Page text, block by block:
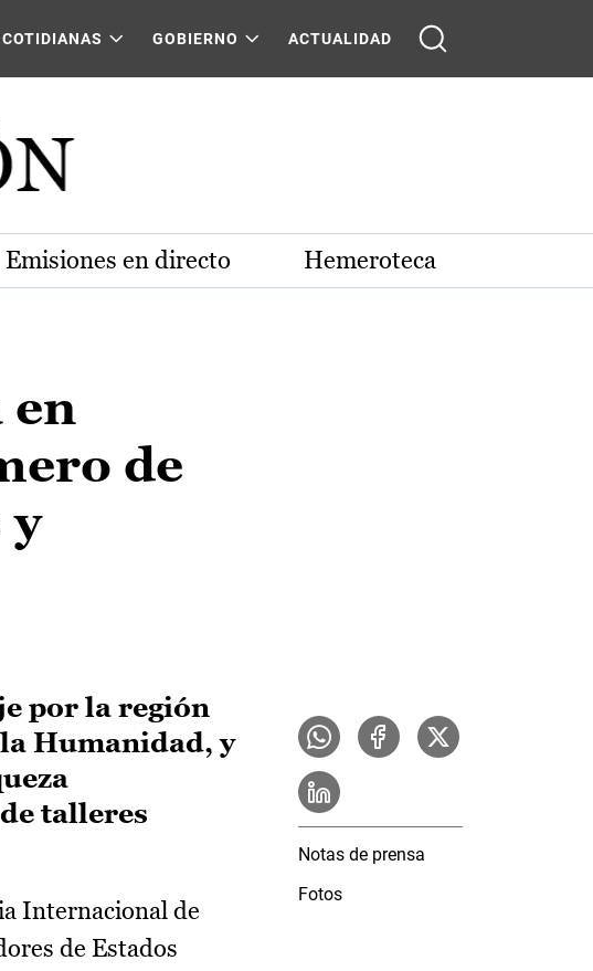
GOBIERNO ACTUALIDAD
Emisiones en directo Hemeroteca
en
de
y
por la región
Humanidad, y
talleres
Internacional de
de Estados
Notas de prensa
Fotos